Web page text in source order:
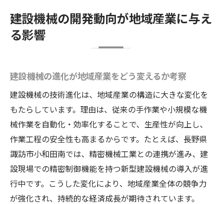
果
建設機械の進歩と精密機械工業の関係性
諏訪市小和田南における建設機械技術の最前線
建設機械の先端技術が地域にもたらす価値
諏訪市小和田南の建設機械開発の特徴分析
地域産業と建設機械技術の連携ポイント解
説
建設機械業界で進む最新技術の地域実装例
地域中小企業が挑戦する建設機械の技術革
新
建設機械技術の進化が産業活性化に寄与す
建設機械の開発動向が地域産業に与え
る影響
建設機械の進化が地域産業をどう変えるか考察
建設機械の技術進化は、地域産業の構造に大きな変化を
もたらしています。理由は、従来の手作業や小規模な機
械作業を自動化・効率化することで、生産性が向上し、
作業工程の安全性も高まるからです。たとえば、長野県
諏訪市小和田南では、精密機械工業との連携が進み、建
設現場での精密制御機能を持つ新型建設機械の導入が進
行中です。こうした変化により、地域産業全体の競争力
が強化され、持続的な経済成長が期待されています。